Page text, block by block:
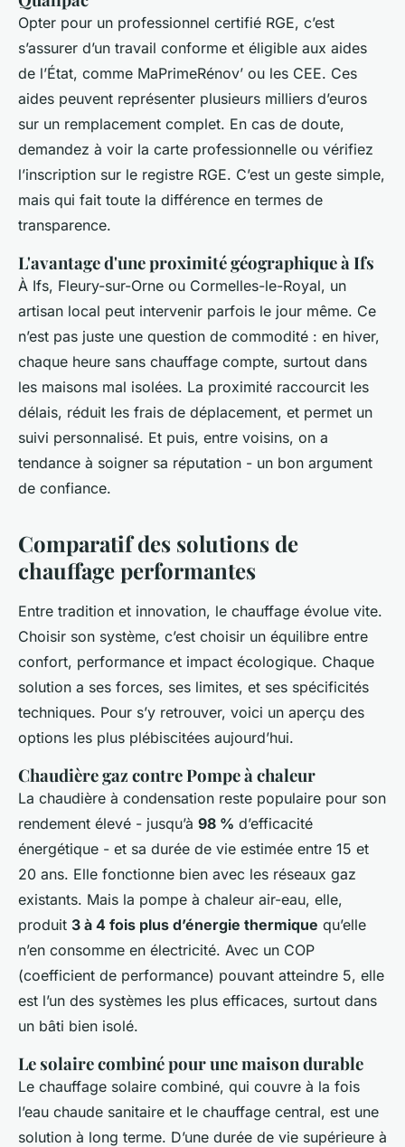
Opter pour un professionnel certifié RGE, c’est
s’assurer d’un travail conforme et éligible aux aides
de l’État, comme MaPrimeRénov’ ou les CEE. Ces
aides peuvent représenter plusieurs milliers d’euros
sur un remplacement complet. En cas de doute,
demandez à voir la carte professionnelle ou vérifiez
l’inscription sur le registre RGE. C’est un geste simple,
mais qui fait toute la différence en termes de
transparence.
L'avantage d'une proximité géographique à Ifs
À Ifs, Fleury-sur-Orne ou Cormelles-le-Royal, un
artisan local peut intervenir parfois le jour même. Ce
n’est pas juste une question de commodité : en hiver,
chaque heure sans chauffage compte, surtout dans
les maisons mal isolées. La proximité raccourcit les
délais, réduit les frais de déplacement, et permet un
suivi personnalisé. Et puis, entre voisins, on a
tendance à soigner sa réputation - un bon argument
de confiance.
Comparatif des solutions de
chauffage performantes
Entre tradition et innovation, le chauffage évolue vite.
Choisir son système, c’est choisir un équilibre entre
confort, performance et impact écologique. Chaque
solution a ses forces, ses limites, et ses spécificités
techniques. Pour s’y retrouver, voici un aperçu des
options les plus plébiscitées aujourd’hui.
Chaudière gaz contre Pompe à chaleur
La chaudière à condensation reste populaire pour son
rendement élevé - jusqu’à 98 % d’efficacité
énergétique - et sa durée de vie estimée entre 15 et
20 ans. Elle fonctionne bien avec les réseaux gaz
existants. Mais la pompe à chaleur air-eau, elle,
produit 3 à 4 fois plus d’énergie thermique qu’elle
n’en consomme en électricité. Avec un COP
(coefficient de performance) pouvant atteindre 5, elle
est l’un des systèmes les plus efficaces, surtout dans
un bâti bien isolé.
Le solaire combiné pour une maison durable
Le chauffage solaire combiné, qui couvre à la fois
l’eau chaude sanitaire et le chauffage central, est une
solution à long terme. D’une durée de vie supérieure à